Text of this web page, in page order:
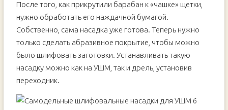
После того, как прикрутили барабан к «чашке» щетки,
нужно обработать его наждачной бумагой.
Собственно, сама насадка уже готова. Теперь нужно
только сделать абразивное покрытие, чтобы можно
было шлифовать заготовки. Устанавливать такую
насадку можно как на УШМ, так и дрель, установив
переходник.